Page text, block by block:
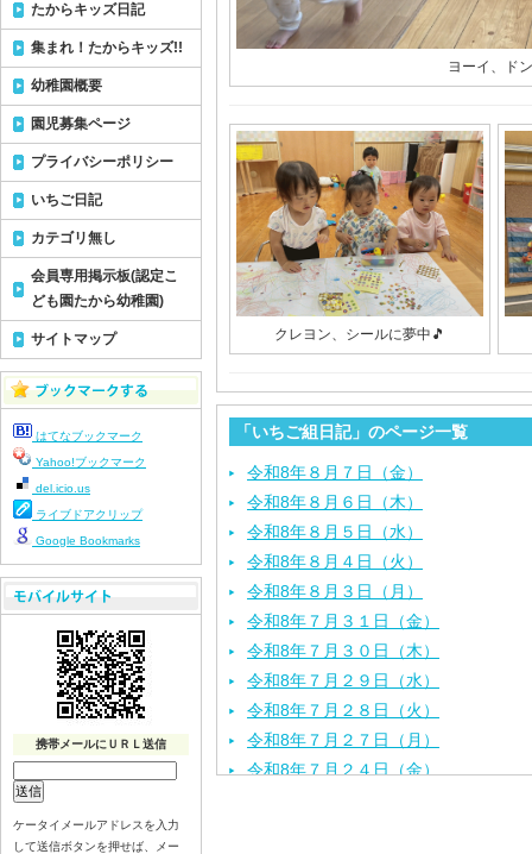
ヨーイ、ド
クレヨン、シールに夢中🎵
「いちご組日記」のページ一覧
令和8年８月７日（金）
令和8年８月６日（木）
令和8年８月５日（水）
令和8年８月４日（火）
令和8年８月３日（月）
令和8年７月３１日（金）
令和8年７月３０日（木）
令和8年７月２９日（水）
令和8年７月２８日（火）
令和8年７月２７日（月）
令和8年７月２４日（金）
たからキッズ日記
集まれ！たからキッズ!!
幼稚園概要
園児募集ページ
プライバシーポリシー
いちご日記
カテゴリ無し
会員専用掲示板(認定こ
ども園たから幼稚園)
サイトマップ
はてなブックマーク
Yahoo!ブックマーク
del.icio.us
ライブドアクリップ
Google Bookmarks
携帯メールにＵＲＬ送信
ケータイメールアドレスを入力
して送信ボタンを押せば、メー